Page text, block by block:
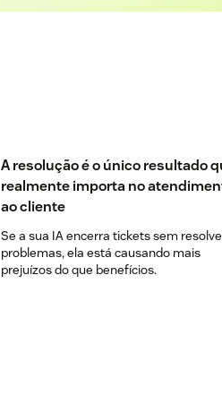
A resolução é o único resultado
realmente importa no
ao cliente
Se a sua IA encerra tickets sem
problemas, ela está causando mais
prejuízos do que benefícios.